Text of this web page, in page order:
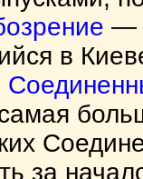
—
в
за